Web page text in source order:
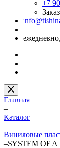
+7
Главная
–
Каталог
–
Виниловые
–SYSTEM OF